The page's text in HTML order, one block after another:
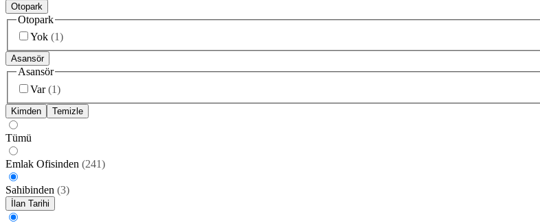
Otopark
Otopark
Yok (1)
Asansör
Asansör
Var (1)
Kimden Temizle
Tümü
Emlak Ofisinden (241)
Sahibinden (3)
İlan Tarihi